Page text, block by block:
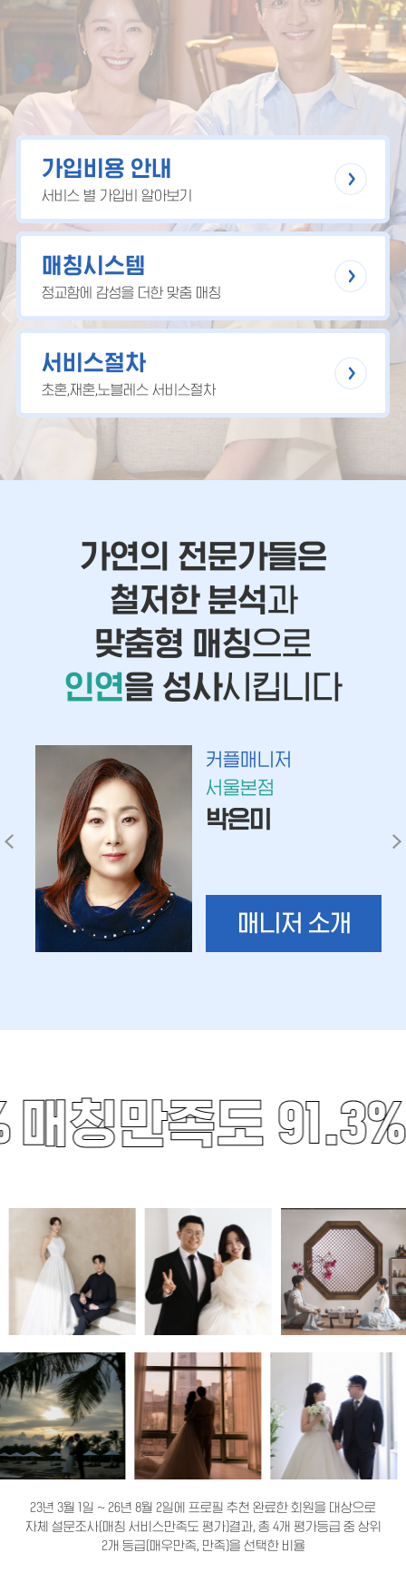
가입비용 안내
서비스 별 가입비 알아보기
매칭시스템
정교함에 감성을 더한 맞춤 매칭
서비스절차
초혼,재혼,노블레스 서비스절차
가연의 전문가들은
철저한 분석과
맞춤형 매칭으로
인연을 성사시킵니다
커플매니저
서울본점
박은미
매니저 소개
매칭만족도 91.3%
23년 3월 1일 ~ 26년 8월 2일에 프로필 추천 완료한 회원을 대상으로
자체 설문조사(매칭 서비스만족도 평가)결과, 총 4개 평가등급 중 상위
2개 등급(매우만족, 만족)을 선택한 비율